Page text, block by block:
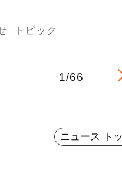
トピック
1/66
ニュース ト